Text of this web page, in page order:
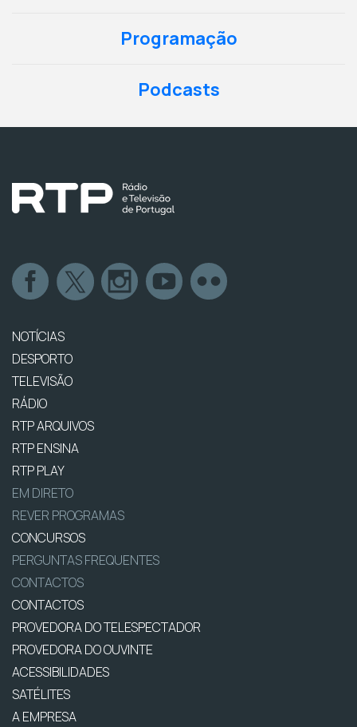
Programação
Podcasts
NOTÍCIAS
DESPORTO
TELEVISÃO
RÁDIO
RTP ARQUIVOS
RTP ENSINA
RTP PLAY
EM DIRETO
REVER PROGRAMAS
CONCURSOS
PERGUNTAS FREQUENTES
CONTACTOS
CONTACTOS
PROVEDORA DO TELESPECTADOR
PROVEDORA DO OUVINTE
ACESSIBILIDADES
SATÉLITES
A EMPRESA